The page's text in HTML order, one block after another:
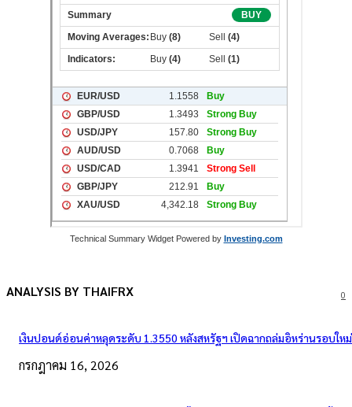
Technical Summary Widget Powered by Investing.com
0
ANALYSIS BY THAIFRX
เงินปอนด์อ่อนค่าหลุดระดับ 1.3550 หลังสหรัฐฯ เปิดฉากถล่มอิหร่านรอบใหม่
กรกฎาคม 16, 2026